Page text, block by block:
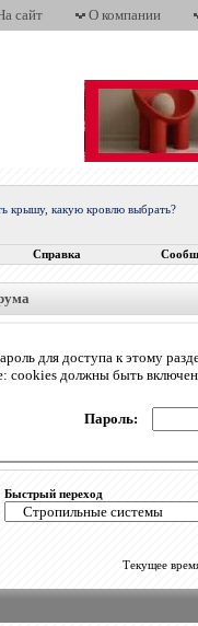
сайт О компании
крышу, какую кровлю выбрать?
Справка
для доступа к этому
cookies должны быть
Пароль:
Быстрый переход
Текущее